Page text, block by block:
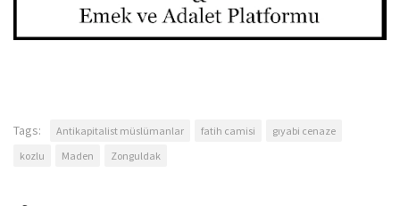
Tags: Antikapitalist müslümanlar fatih camisi
gıyabi cenaze
kozlu
Maden Zonguldak